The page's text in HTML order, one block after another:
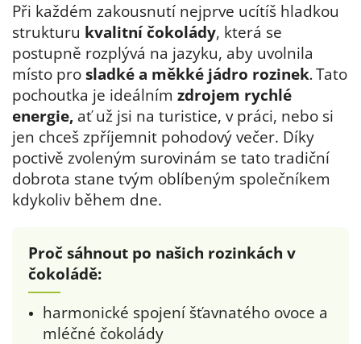
Při každém zakousnutí nejprve ucítíš hladkou
strukturu kvalitní čokolády, která se
postupně rozplývá na jazyku, aby uvolnila
místo pro sladké a měkké jádro rozinek. Tato
pochoutka je ideálním zdrojem rychlé
energie, ať už jsi na turistice, v práci, nebo si
jen chceš zpříjemnit pohodový večer. Díky
poctivě zvoleným surovinám se tato tradiční
dobrota stane tvým oblíbeným společníkem
kdykoliv během dne.
Proč sáhnout po našich rozinkách v
čokoládě:
harmonické spojení šťavnatého ovoce a
mléčné čokolády